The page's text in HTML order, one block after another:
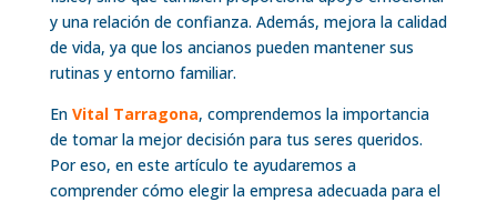
y una relación de confianza. Además, mejora la calidad
de vida, ya que los ancianos pueden mantener sus
rutinas y entorno familiar.
En Vital Tarragona, comprendemos la importancia
de tomar la mejor decisión para tus seres queridos.
Por eso, en este artículo te ayudaremos a
comprender cómo elegir la empresa adecuada para el